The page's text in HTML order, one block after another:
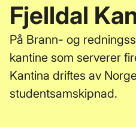
Fjelldal
På Brann- og
kantine som serverer
Kantina driftes av
studentsamskipnad.